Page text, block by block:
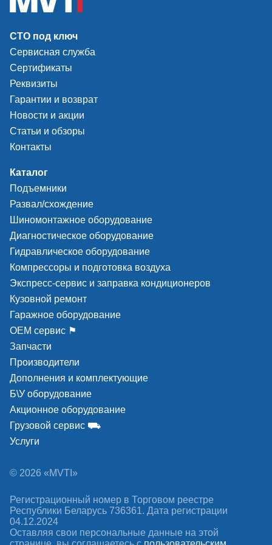
подвески и тормозного стенда, оснащенного
Базовая комплектация:
Компактная версия рамы (металлические части -
оцинкованы).
Встроенное устройство взвешивания.
Комплект кабелей 15 м для соединения комплекта
Модуль поиска шумов.
Дополнительная опция: Фундаментная
рама для FWT 202-T (K) (арт. T2000617608)
Оцинкованная фундаментная рама для отдельной
установки тестера подвески FWT 202-T (K).
Подробно ознакомиться с товаром можно на нашем
сайте перейдя по ссылке:
Дополнительная опция: Компьютерная
стойка для размещения комплекта ПК
тормозного стенда (арт. EAA0462U31A)
Передвижная компьютерная стойка для
размещения ПК, принтера, клавиатуры, мыши,
Подробно ознакомиться с товаром можно на нашем
Технические характеристики
СТО под ключ
Сервисная служба
Сертификаты
Реквизиты
Гарантии и возврат
Новости и акции
Статьи и обзоры
Контакты
Каталог
Подъемники
Развал/схождение
Шиномонтажное оборудование
Диагностическое оборудование
Гидравлическое оборудование
Компрессоры и подготовка воздуха
Экспресс-сервис и заправка кондиционеров
Кузовной ремонт
Гаражное оборудование
ОЕМ сервис ⚑
Запчасти
Производители
Дополнения и комплектующие
Б\У оборудование
Акционное оборудование
Грузовой сервис ⛟
Услуги
© 2026 «MVTI»
Регистрационный номер в Торговом реестре
Республики Беларусь 736361. Дата регистрации
04.12.2024
Оставляя свои персональные данные на этой